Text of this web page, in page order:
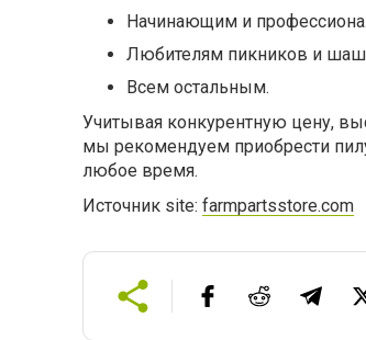
Начинающим и
Любителям пикников и
Всем остальным.
Учитывая конкурентную цену,
мы рекомендуем приобрести
любое время.
Источник site: farmpartsstore.com